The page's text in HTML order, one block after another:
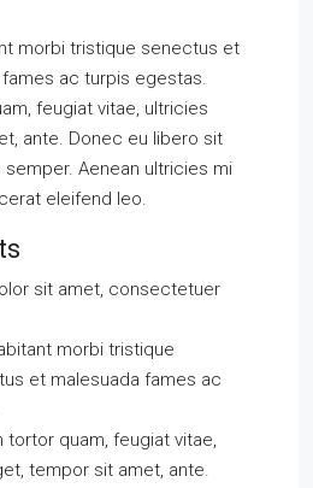
morbi tristique senectus et
ac turpis egestas.
feugiat vitae, ultricies
ante. Donec eu libero sit
Aenean ultricies mi
eleifend leo.
sit amet, consectetuer
morbi tristique
et malesuada fames ac
tortor quam, feugiat vitae,
tempor sit amet, ante.